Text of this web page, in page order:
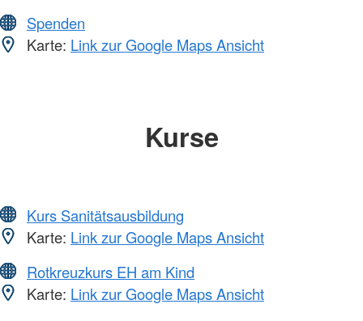
Spenden
Karte: Link zur Google Maps Ansicht
Kurse
Kurs Sanitätsausbildung
Karte: Link zur Google Maps Ansicht
Rotkreuzkurs EH am Kind
Karte: Link zur Google Maps Ansicht